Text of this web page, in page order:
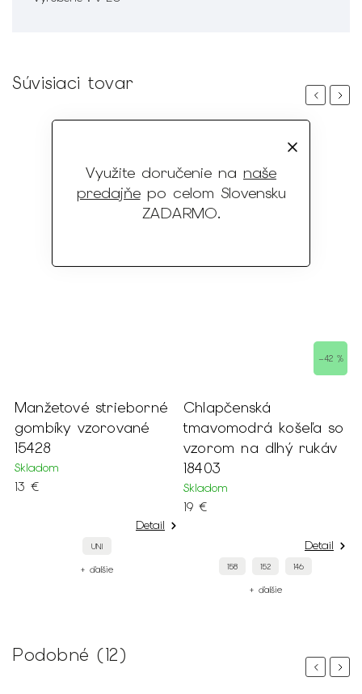
Využite doručenie na naše
predajňepo celom Slovensku
ZADARMO.
Súvisiaci tovar
Previous
strieborné
Chlapčenská
tmavomodrá košeľa so
vzorom na dlhý rukáv
146
motýlik 18184
Skladom
Next
Podobné (12)
PreviousNext